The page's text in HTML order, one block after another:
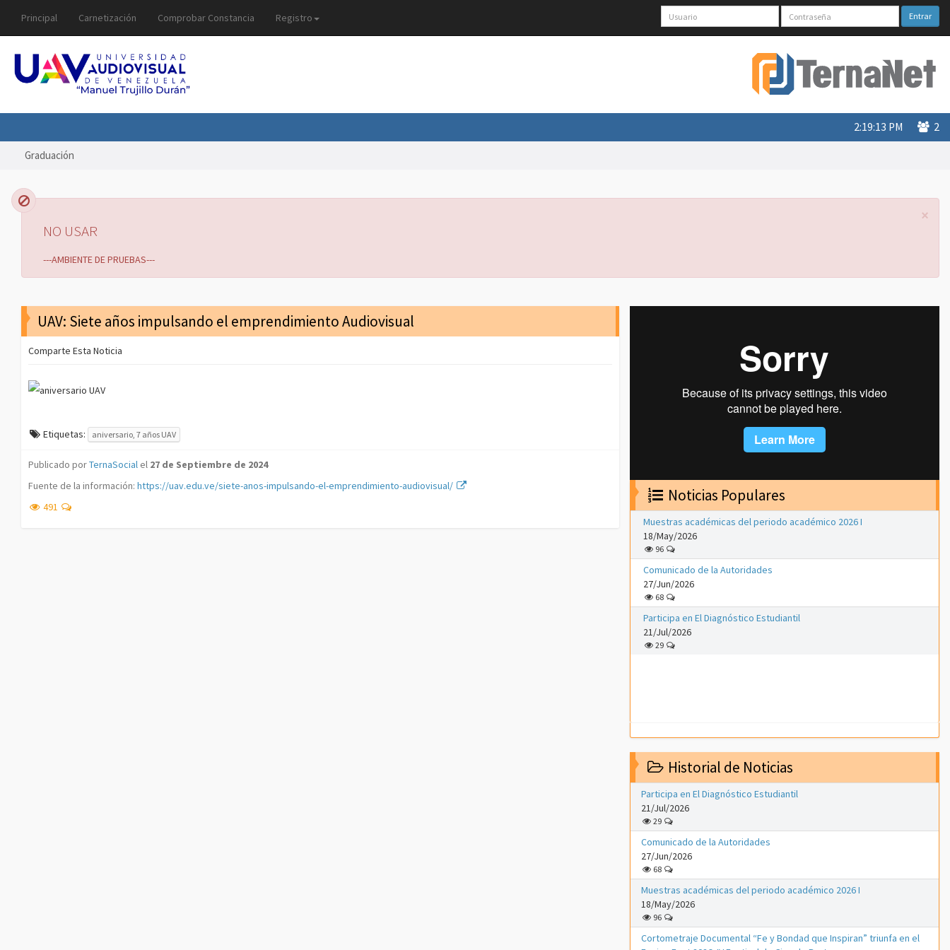
Principal Carnetización Comprobar Constancia Registro Entrar
2
2:19:13 PM
Graduación
×
NO USAR
---AMBIENTE DE PRUEBAS---
UAV: Siete años impulsando el emprendimiento Audiovisual
Comparte Esta Noticia
Etiquetas: aniversario, 7 años UAV
Publicado porTernaSocial el 27 de Septiembre de 2024
Fuente de la información: https://uav.edu.ve/siete-anos-impulsando-el-emprendimiento-audiovisual/
491
Noticias Populares
Muestras académicas del periodo académico 2026 I
18/May/2026
96
Comunicado de la Autoridades
27/Jun/2026
68
Participa en El Diagnóstico Estudiantil
21/Jul/2026
29
Historial de Noticias
Participa en El Diagnóstico Estudiantil
21/Jul/2026
29
Comunicado de la Autoridades
27/Jun/2026
68
Muestras académicas del periodo académico 2026 I
18/May/2026
96
Cortometraje Documental “Fe y Bondad que Inspiran” triunfa en el